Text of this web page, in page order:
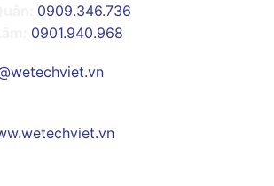
0909.346.736
0901.940.968